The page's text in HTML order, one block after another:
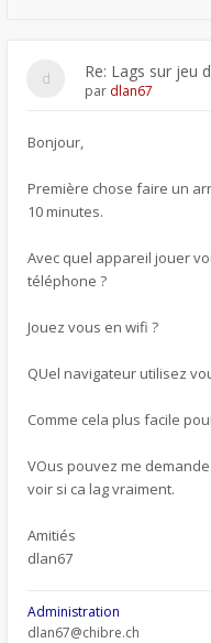
Re: Lags sur jeu
par dlan67
Bonjour,
Première chose faire un
10 minutes.
Avec quel appareil jouer
téléphone ?
Jouez vous en wifi ?
QUel navigateur utilisez
Comme cela plus facile
VOus pouvez me
voir si ca lag vraiment.
Amitiés
dlan67
Administration
dlan67@chibre.ch